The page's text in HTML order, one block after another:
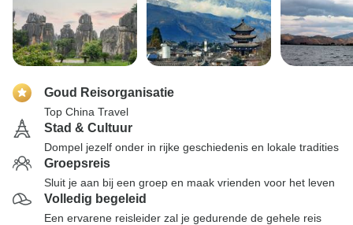
Goud Reisorganisatie
Top China Travel
Stad & Cultuur
Dompel jezelf onder in rijke geschiedenis en lokale tradities
Groepsreis
Sluit je aan bij een groep en maak vrienden voor het leven
Volledig begeleid
Een ervarene reisleider zal je gedurende de gehele reis